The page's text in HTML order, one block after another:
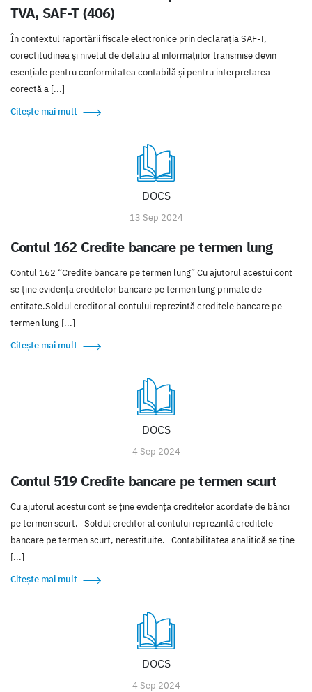
TVA, SAF-T (406)
În contextul raportării fiscale electronice prin declarația SAF-T,
corectitudinea și nivelul de detaliu al informațiilor transmise devin
esențiale pentru conformitatea contabilă și pentru interpretarea
corectă a [...]
Citește mai mult
DOCS
13 Sep 2024
Contul 162 Credite bancare pe termen lung
Contul 162 “Credite bancare pe termen lung” Cu ajutorul acestui cont
se ţine evidenţa creditelor bancare pe termen lung primate de
entitate.Soldul creditor al contului reprezintă creditele bancare pe
termen lung [...]
Citește mai mult
DOCS
4 Sep 2024
Contul 519 Credite bancare pe termen scurt
Cu ajutorul acestui cont se ţine evidenţa creditelor acordate de bănci
pe termen scurt. Soldul creditor al contului reprezintă creditele
bancare pe termen scurt, nerestituite. Contabilitatea analitică se ţine
[...]
Citește mai mult
DOCS
4 Sep 2024